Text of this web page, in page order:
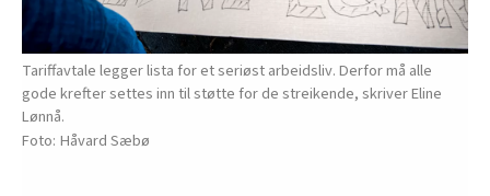
Tariffavtale legger lista for et seriøst arbeidsliv. Derfor må alle
gode krefter settes inn til støtte for de streikende, skriver Eline
Lønnå.
Håvard Sæbø